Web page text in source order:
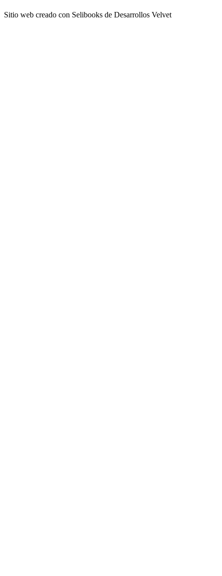
Sitio web creado con Selibooks de Desarrollos Velvet